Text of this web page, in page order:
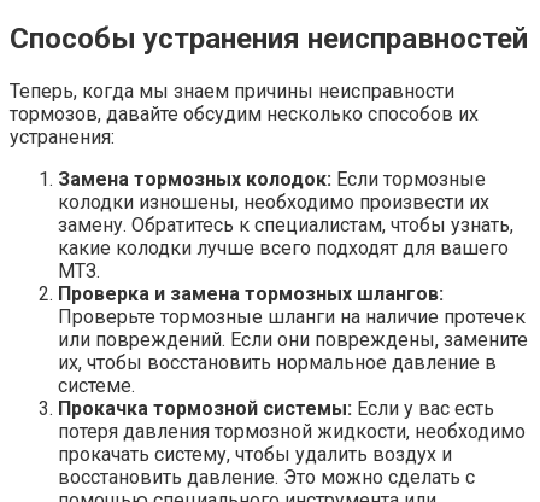
Способы устранения неисправностей
Теперь, когда мы знаем причины неисправности
тормозов, давайте обсудим несколько способов их
устранения:
Замена тормозных колодок: Если тормозные
колодки изношены, необходимо произвести их
замену. Обратитесь к специалистам, чтобы узнать,
какие колодки лучше всего подходят для вашего
МТЗ.
Проверка и замена тормозных шлангов:
Проверьте тормозные шланги на наличие протечек
или повреждений. Если они повреждены, замените
их, чтобы восстановить нормальное давление в
системе.
Прокачка тормозной системы: Если у вас есть
потеря давления тормозной жидкости, необходимо
прокачать систему, чтобы удалить воздух и
восстановить давление. Это можно сделать с